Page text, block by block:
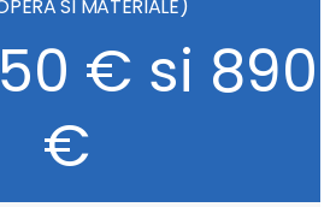
SI MATERIALE)
€ si 890
€